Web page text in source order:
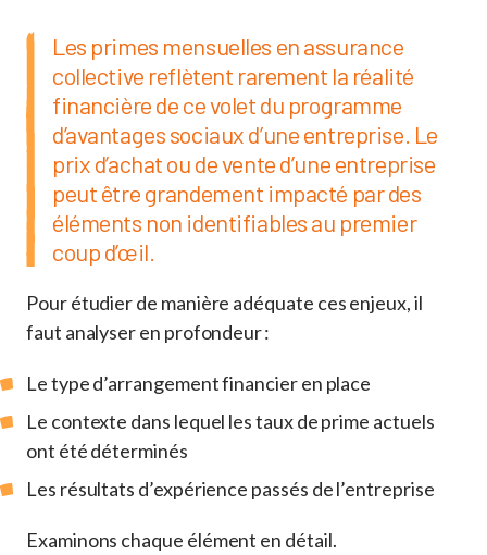
Les primes mensuelles en assurance
collective reflètent rarement la réalité
financière de ce volet du programme
d’avantages sociaux d’une entreprise. Le
prix d’achat ou de vente d’une entreprise
peut être grandement impacté par des
éléments non identifiables au premier
coup d’œil.
Pour étudier de manière adéquate ces enjeux, il
faut analyser en profondeur :
Le type d’arrangement financier en place
Le contexte dans lequel les taux de prime actuels
ont été déterminés
Les résultats d’expérience passés de l’entreprise
Examinons chaque élément en détail.